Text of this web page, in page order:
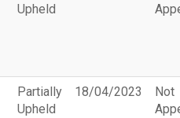
Upheld
Partially
Upheld
18/04/2023
Not